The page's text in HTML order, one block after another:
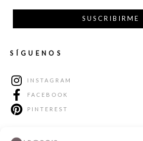
SUSCRIBIRME
SÍGUENOS
INSTAGRAM
FACEBOOK
PINTEREST